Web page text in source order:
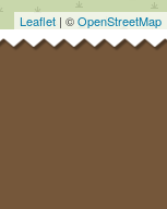
Leaflet | ©OpenStreetMap